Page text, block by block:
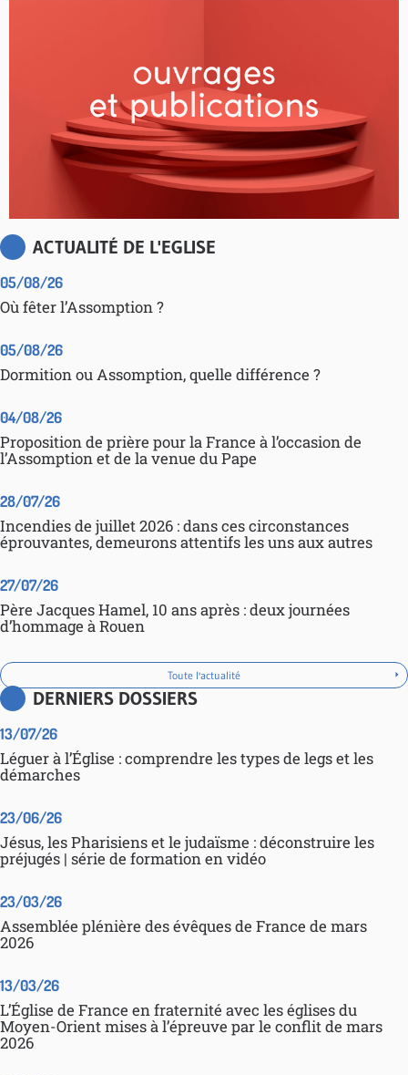
ACTUALITÉ DE L'EGLISE
05/08/26
Où fêter l’Assomption ?
05/08/26
Dormition ou Assomption, quelle différence ?
04/08/26
Proposition de prière pour la France à l’occasion de
l’Assomption et de la venue du Pape
28/07/26
Incendies de juillet 2026 : dans ces circonstances
éprouvantes, demeurons attentifs les uns aux autres
27/07/26
Père Jacques Hamel, 10 ans après : deux journées
d’hommage à Rouen
Toute l'actualité
DERNIERS DOSSIERS
13/07/26
Léguer à l’Église : comprendre les types de legs et les
démarches
23/06/26
Jésus, les Pharisiens et le judaïsme : déconstruire les
préjugés | série de formation en vidéo
23/03/26
Assemblée plénière des évêques de France de mars
2026
13/03/26
L’Église de France en fraternité avec les églises du
Moyen-Orient mises à l’épreuve par le conflit de mars
2026